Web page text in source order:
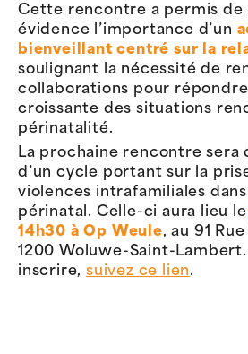
Cette rencontre a permis de
évidence l’importance d’un
bienveillant centré sur la
soulignant la nécessité de
collaborations pour
croissante des situations
périnatalité.
La prochaine rencontre sera
d’un cycle portant sur la
violences intrafamiliales
périnatal. Celle-ci aura lieu
14h30 à Op Weule, au 91
1200 Woluwe-Saint-
inscrire,suivez ce lien.